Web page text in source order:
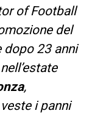
of Football
del
dopo 23 anni
,
i panni